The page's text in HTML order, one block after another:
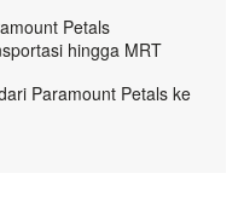
Petals
hingga MRT
Paramount Petals ke